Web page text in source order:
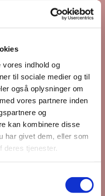
indhold og
til sociale medier og til
også oplysninger om
vores partnere inden
og
kan kombinere disse
har givet dem, eller som
deres tjenester.
til alle, der har lyst til
til andre
hvor god du er
forbi sognehuset og
sammen med
kirkekontoret